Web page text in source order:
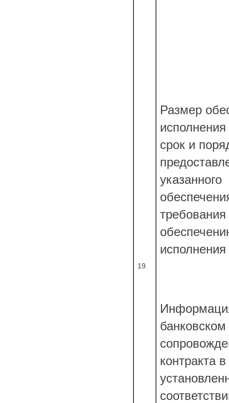
19.
Размер
исполнения
срок и
указанного
требования
исполнения
банковском
контракта